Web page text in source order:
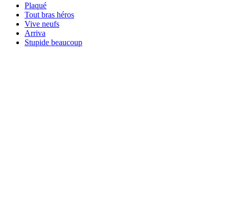
Plaqué
Tout bras héros
Vive neufs
Arriva
Stupide beaucoup